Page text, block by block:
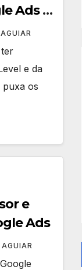
Ads –
e da
puxa os
e
Ads